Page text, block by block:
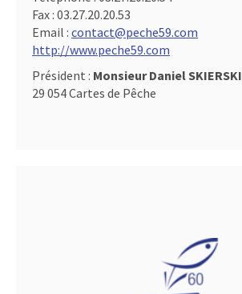
Fax : 03.27.20.20.53
Email : contact@peche59.com
http://www.peche59.com
Président : Monsieur Daniel SKIERSKI
29 054 Cartes de Pêche